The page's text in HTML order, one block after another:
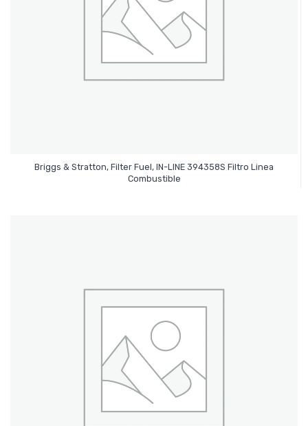
Briggs & Stratton, Filter Fuel, IN-LINE 394358S Filtro Linea
Combustible
Leer Más